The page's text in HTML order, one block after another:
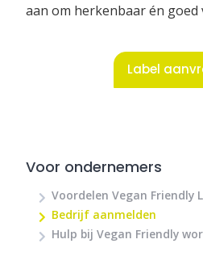
aan om herkenbaar én goed
Label
Voor ondernemers
Voordelen Vegan Friendly
Bedrijf aanmelden
Hulp bij Vegan Friendly